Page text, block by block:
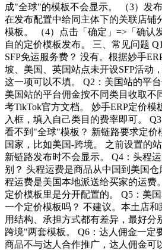
成"全球"的模板不会显示。 （3）发
在发布配置中给同主体下的关联店铺
模板。 （4）点击「确定」=>「确认
自的定价模板发布。 三、常见问题
SFP免运服务费？ 没有。根据妙手
坡、美国、英国站点未开设SFP活动
这一项可以不填。 Q2：美国站的平
美国站的平台佣金按不同类目收取不
考TikTok官方文档。 妙手ERP定价模
入框，填入自己类目的费率即可。
看不到"全球"模板？ 新链路要求定价
国家，比如美国-跨境。 之前设置的
新链路发布时不会显示。 Q4：头程
别？ 头程运费是商品从中国到美国
程运费是美国本地派送给买家的运费
定价模板里是分开配置的。 Q5：美
一个定价模板吗？ 不建议。本土店
用结构、承担方式都有差异，最好
跨境"两套模板。 Q6：达人佣金一定
商品不与达人合作推广，达人佣金可